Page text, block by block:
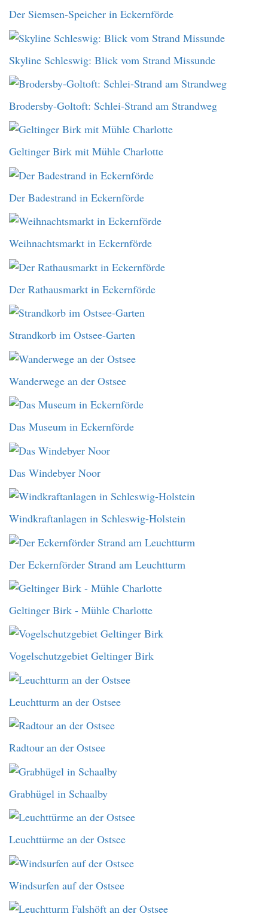
Der Siemsen-Speicher in Eckernförde
Skyline Schleswig: Blick vom Strand Missunde
Brodersby-Goltoft: Schlei-Strand am Strandweg
Geltinger Birk mit Mühle Charlotte
Der Badestrand in Eckernförde
Weihnachtsmarkt in Eckernförde
Der Rathausmarkt in Eckernförde
Strandkorb im Ostsee-Garten
Wanderwege an der Ostsee
Das Museum in Eckernförde
Das Windebyer Noor
Windkraftanlagen in Schleswig-Holstein
Der Eckernförder Strand am Leuchtturm
Geltinger Birk - Mühle Charlotte
Vogelschutzgebiet Geltinger Birk
Leuchtturm an der Ostsee
Radtour an der Ostsee
Grabhügel in Schaalby
Leuchttürme an der Ostsee
Windsurfen auf der Ostsee